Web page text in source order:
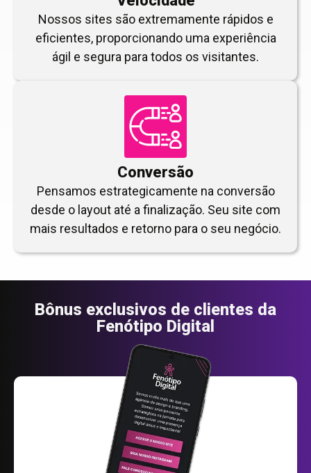
Nossos sites são extremamente rápidos e
eficientes, proporcionando uma experiência
ágil e segura para todos os visitantes.
Conversão
Pensamos estrategicamente na conversão
desde o layout até a finalização. Seu site com
mais resultados e retorno para o seu negócio.
Bônus exclusivos de clientes da
Fenótipo Digital